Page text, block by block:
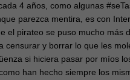
4 años, como algunas
parezca mentira, es con
el pirateo se puso mucho más
censurar y borrar lo que les
si hiciera pasar por míos
han hecho siempre los